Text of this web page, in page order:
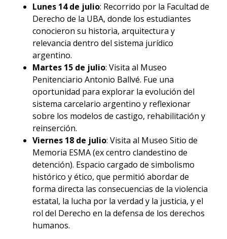
Lunes 14 de julio: Recorrido por la Facultad de
Derecho de la UBA, donde los estudiantes
conocieron su historia, arquitectura y
relevancia dentro del sistema jurídico
argentino.
Martes 15 de julio: Visita al Museo
Penitenciario Antonio Ballvé. Fue una
oportunidad para explorar la evolución del
sistema carcelario argentino y reflexionar
sobre los modelos de castigo, rehabilitación y
reinserción.
Viernes 18 de julio: Visita al Museo Sitio de
Memoria ESMA (ex centro clandestino de
detención). Espacio cargado de simbolismo
histórico y ético, que permitió abordar de
forma directa las consecuencias de la violencia
estatal, la lucha por la verdad y la justicia, y el
rol del Derecho en la defensa de los derechos
humanos.